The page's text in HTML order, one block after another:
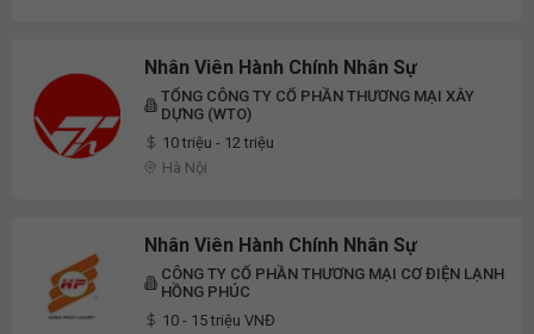
Nhân Viên Hành Chính Nhân Sự
TỔNG CÔNG TY CỔ PHẦN THƯƠNG MẠI XÂY
DỰNG (WTO)
10 triệu - 12 triệu
Hà Nội
Nhân Viên Hành Chính Nhân Sự
CÔNG TY CỔ PHẦN THƯƠNG MẠI CƠ ĐIỆN LẠNH
HỒNG PHÚC
10 - 15 triệu VNĐ